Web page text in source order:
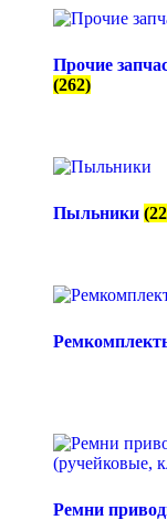
Прочие
(262)
Пыльники
Ремни